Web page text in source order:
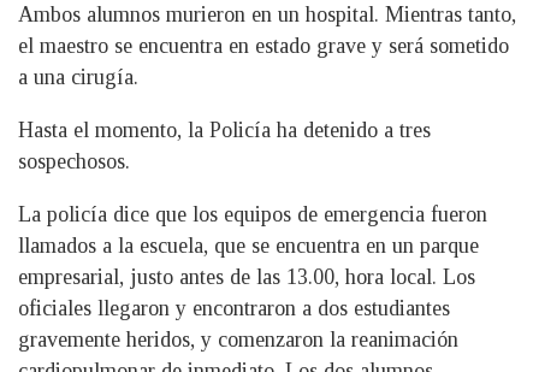
Ambos alumnos murieron en un hospital. Mientras tanto,
el maestro se encuentra en estado grave y será sometido
a una cirugía.
Hasta el momento, la Policía ha detenido a tres
sospechosos.
La policía dice que los equipos de emergencia fueron
llamados a la escuela, que se encuentra en un parque
empresarial, justo antes de las 13.00, hora local. Los
oficiales llegaron y encontraron a dos estudiantes
gravemente heridos, y comenzaron la reanimación